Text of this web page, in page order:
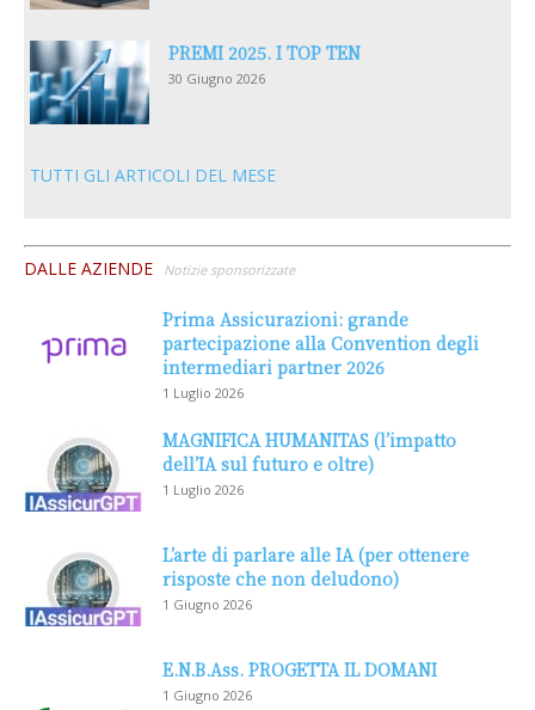
PREMI 2025. I TOP TEN
30 Giugno 2026
TUTTI GLI ARTICOLI DEL MESE
DALLE AZIENDE Notizie sponsorizzate
Prima Assicurazioni: grande
partecipazione alla Convention degli
intermediari partner 2026
1 Luglio 2026
MAGNIFICA HUMANITAS (l’impatto
dell’IA sul futuro e oltre)
1 Luglio 2026
L’arte di parlare alle IA (per ottenere
risposte che non deludono)
1 Giugno 2026
E.N.B.Ass. PROGETTA IL DOMANI
1 Giugno 2026